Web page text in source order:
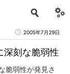
2005年7月29日
深刻な脆弱性
脆弱性が発見さ